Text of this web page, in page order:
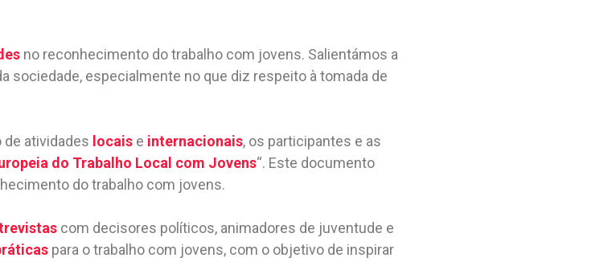
no reconhecimento do trabalho com jovens. Salientámos a
sociedade, especialmente no que diz respeito à tomada de
de atividades locais e internacionais, os participantes e as
do Trabalho Local com Jovens“. Este documento
do trabalho com jovens.
com decisores políticos, animadores de juventude e
para o trabalho com jovens, com o objetivo de inspirar